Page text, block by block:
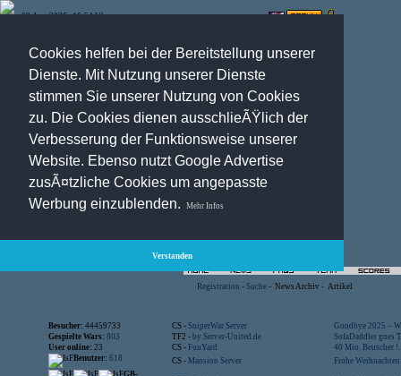
Cookies helfen bei der Bereitstellung unserer
Dienste. Mit Nutzung unserer Dienste
stimmen Sie unserer Nutzung von Cookies
zu. Die Cookies dienen ausschlieÃŸlich der
Verbesserung der Funktionsweise unserer
Website. Ebenso nutzt Google Advertise
zusÃ¤tzliche Cookies um angepasste
Werbung einzublenden.
Mehr Infos
Verstanden
09.Aug.2026 , 16:54 Uhr
Registration - Suche - News Archiv - Artikel
Besucher: 44459733 CS - SniperWar Server
Goodbye 2025 –
Gespielte Wars: 803 TF2 - by Server-United.de
SofaDaddler goes
User online: 23 CS - FunYard
40 Mio. Beuscher
Benutzer: 618 CS - Mansion Server
Frohe
GB-